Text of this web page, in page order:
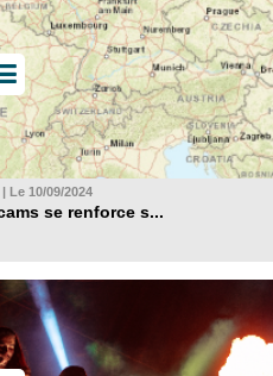
Le 10/09/2024
se renforce s...